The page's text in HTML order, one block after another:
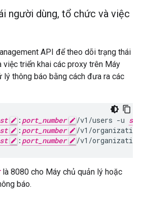
người dùng, tổ chức và việc
API để theo dõi trạng thái
triển khai các proxy trên Máy
lý thông báo bằng cách đưa ra các
: port_number /v1/users -u
: port_number
/v1/
: port_number /v1/
là 8080 cho Máy chủ quản lý hoặc
báo.